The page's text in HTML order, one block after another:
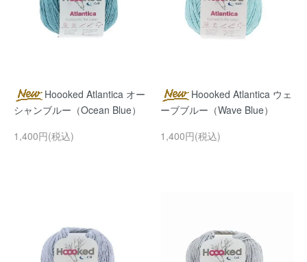
Hoooked Atlantica オー
シャンブルー（Ocean Blue）
1,400円(税込)
Hoooked Atlantica ウェ
ーブブルー（Wave Blue）
1,400円(税込)